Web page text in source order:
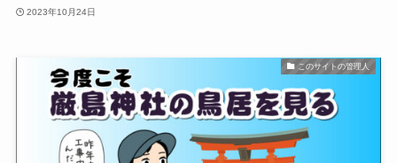
2023年10月24日
このサイトの管理人